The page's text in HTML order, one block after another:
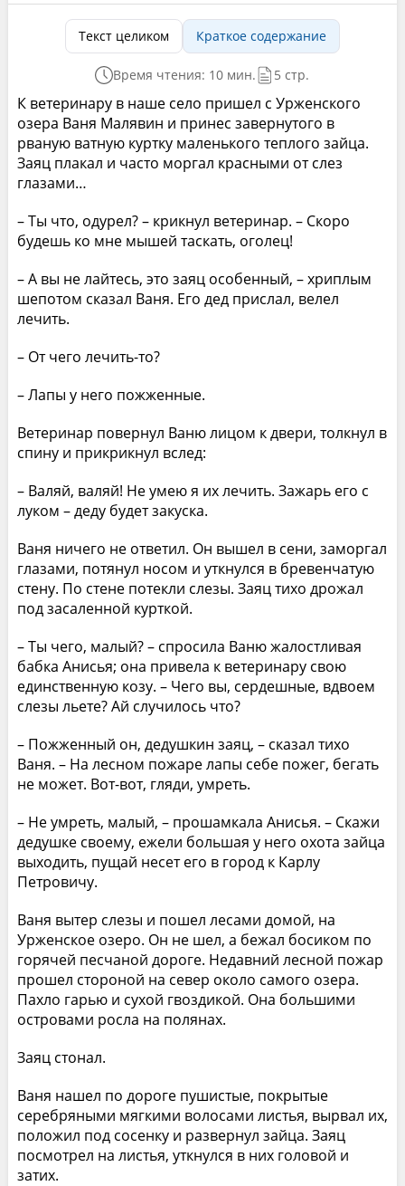
Текст целиком Краткое содержание
Время чтения: 10 мин. 5 стр.
К ветеринару в наше село пришел с Урженского
озера Ваня Малявин и принес завернутого в
рваную ватную куртку маленького теплого зайца.
Заяц плакал и часто моргал красными от слез
глазами…
– Ты что, одурел? – крикнул ветеринар. – Скоро
будешь ко мне мышей таскать, оголец!
– А вы не лайтесь, это заяц особенный, – хриплым
шепотом сказал Ваня. Его дед прислал, велел
лечить.
– От чего лечить-то?
– Лапы у него пожженные.
Ветеринар повернул Ваню лицом к двери, толкнул в
спину и прикрикнул вслед:
– Валяй, валяй! Не умею я их лечить. Зажарь его с
луком – деду будет закуска.
Ваня ничего не ответил. Он вышел в сени, заморгал
глазами, потянул носом и уткнулся в бревенчатую
стену. По стене потекли слезы. Заяц тихо дрожал
под засаленной курткой.
– Ты чего, малый? – спросила Ваню жалостливая
бабка Анисья; она привела к ветеринару свою
единственную козу. – Чего вы, сердешные, вдвоем
слезы льете? Ай случилось что?
– Пожженный он, дедушкин заяц, – сказал тихо
Ваня. – На лесном пожаре лапы себе пожег, бегать
не может. Вот-вот, гляди, умреть.
– Не умреть, малый, – прошамкала Анисья. – Скажи
дедушке своему, ежели большая у него охота зайца
выходить, пущай несет его в город к Карлу
Петровичу.
Ваня вытер слезы и пошел лесами домой, на
Урженское озеро. Он не шел, а бежал босиком по
горячей песчаной дороге. Недавний лесной пожар
прошел стороной на север около самого озера.
Пахло гарью и сухой гвоздикой. Она большими
островами росла на полянах.
Заяц стонал.
Ваня нашел по дороге пушистые, покрытые
серебряными мягкими волосами листья, вырвал их,
положил под сосенку и развернул зайца. Заяц
посмотрел на листья, уткнулся в них головой и
затих.